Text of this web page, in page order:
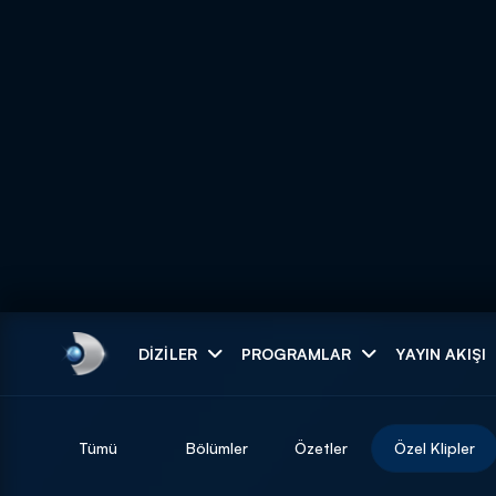
DIZILER PROGRAMLAR YAYIN AKIŞI
ARAMA SONUÇLARI
Tümü Bölümler Özetler Özel Klipler